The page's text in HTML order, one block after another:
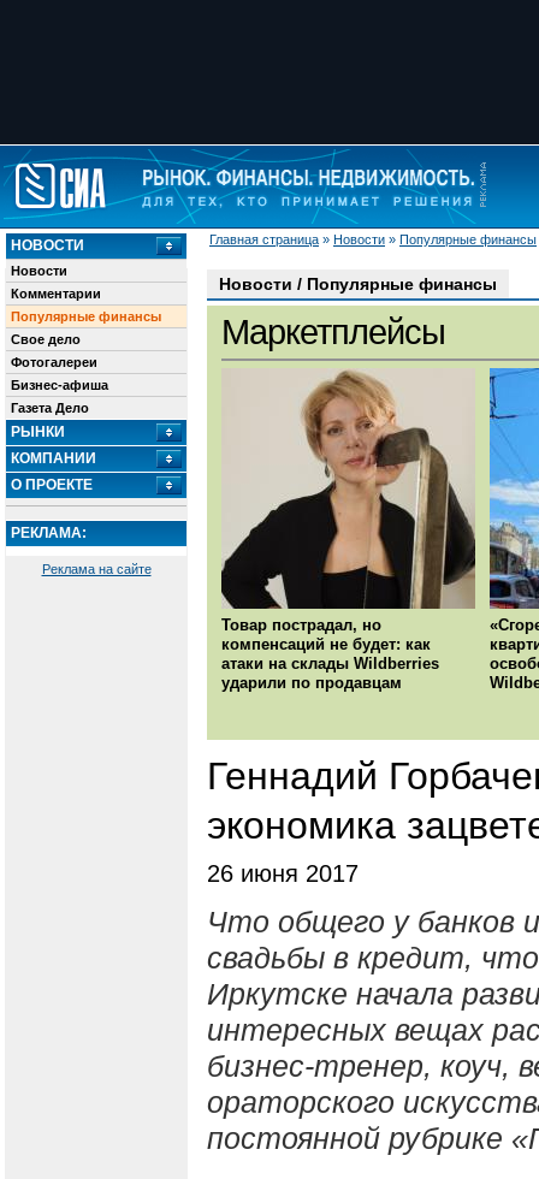
Главная страница » Новости » Популярные финансы
НОВОСТИ
Новости
Комментарии
Популярные финансы
Свое дело
Фотогалереи
Бизнес-афиша
Газета Дело
РЫНКИ
КОМПАНИИ
О ПРОЕКТЕ
РЕКЛАМА:
Реклама на сайте
Новости / Популярные финансы
Маркетплейсы
Товар пострадал, но
компенсаций не будет: как
атаки на склады Wildberries
ударили по продавцам
Геннадий
экономика
26 июня 2017
Что общего у банков
свадьбы в кредит,
Иркутске начала
интересных вещах
бизнес-тренер, коуч,
ораторского
постоянной рубрике